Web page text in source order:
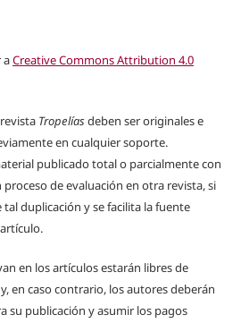
aCreative Commons Attribution 4.0
Tropelíasdeben ser originales e
en cualquier soporte.
publicado total o parcialmente con
de evaluación en otra revista, si
tal duplicación y se facilita la fuente
en los artículos estarán libres de
en caso contrario, los autores deberán
su publicación y asumir los pagos